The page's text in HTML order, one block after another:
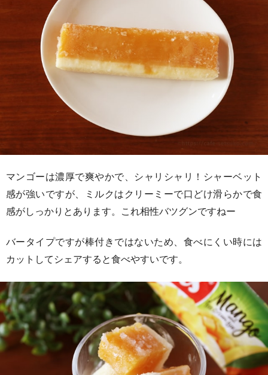
マンゴーは濃厚で爽やかで、シャリシャリ！シャーベット
感が強いですが、ミルクはクリーミーで口どけ滑らかで食
感がしっかりとあります。これ相性バツグンですねー
バータイプですが棒付きではないため、食べにくい時には
カットしてシェアすると食べやすいです。